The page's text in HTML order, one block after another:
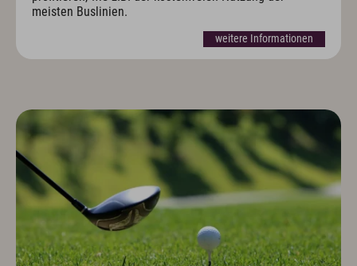
meisten Buslinien.
weitere Informationen